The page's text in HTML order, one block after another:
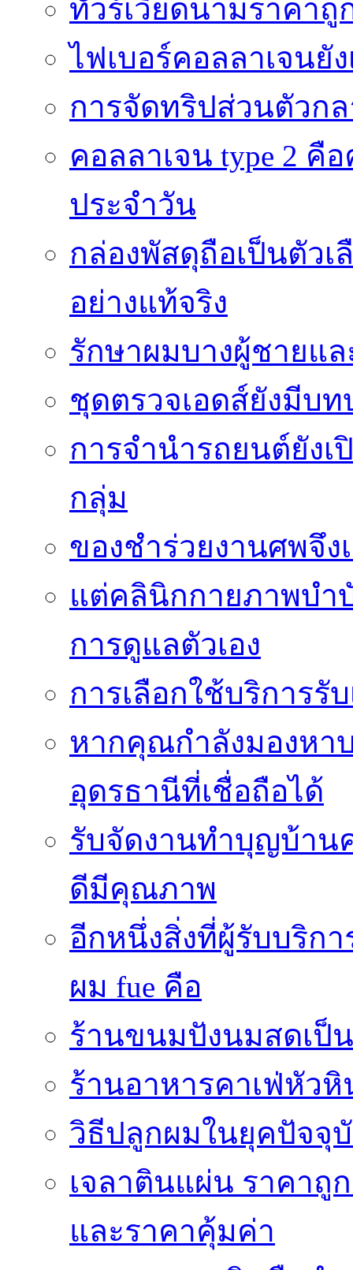
ทัวร์เวียดนามราคาถู
ไฟเบอร์คอลลาเจนยั
การจัดทริปส่วนตัวก
คอลลาเจน type 2
ประจำวัน
กล่องพัสดุถือเป็นตัว
อย่างแท้จริง
รักษาผมบางผู้ชายแ
ชุดตรวจเอดส์ยังมีบ
การจำนำรถยนต์ยัง
กลุ่ม
ของชำร่วยงานศพจึ
แต่คลินิกกายภาพบำ
การดูแลตัวเอง
การเลือกใช้บริการรั
หากคุณกำลังมองหา
อุดรธานีที่เชื่อถือได้
รับจัดงานทำบุญบ้าน
ดีมีคุณภาพ
อีกหนึ่งสิ่งที่ผู้รับบริก
ผม fue คือ
ร้านขนมปังนมสดเป็
ร้านอาหารคาเฟ่หัว
วิธีปลูกผมในยุคปัจจุ
เจลาตินแผ่น ราคาถู
และราคาคุ้มค่า